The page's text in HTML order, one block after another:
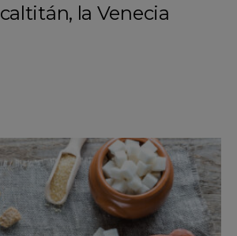
la Venecia